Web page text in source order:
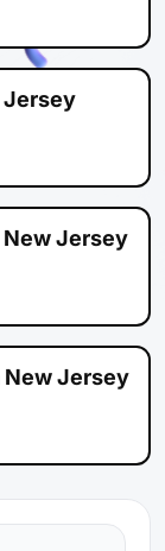
Jersey
Jersey
New Jersey